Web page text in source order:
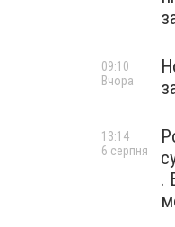
09:10
Вчора
.
13:14
6 серпня